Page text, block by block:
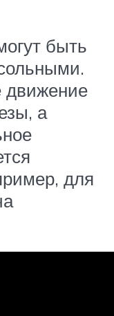
быть
движение
а
для